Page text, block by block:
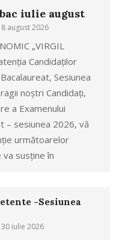
iulie august
8 august 2026
„VIRGIL
Candidaților
Sesiunea
noștri Candidați,
a Examenului
– sesiunea 2026, vă
următoarelor
va susține în
-Sesiunea
30 iulie 2026